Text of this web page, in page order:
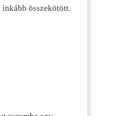
inkább összekötött.